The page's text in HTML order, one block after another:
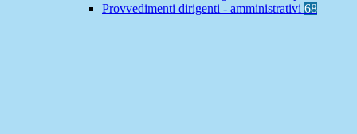
Provvedimenti dirigenti - amministrativi 68